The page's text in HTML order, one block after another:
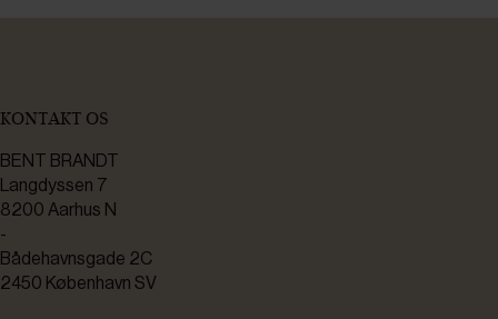
KONTAKT OS
BENT BRANDT
Langdyssen 7
8200 Aarhus N
-
Bådehavnsgade 2C
2450 København SV